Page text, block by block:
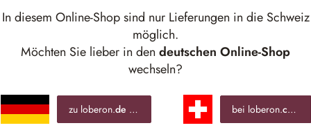
In diesem Online-Shop sind nur Lieferungen in die Schweiz
möglich.
Möchten Sie lieber in den deutschen Online-Shop
wechseln?
zu loberon.de bei loberon.ch